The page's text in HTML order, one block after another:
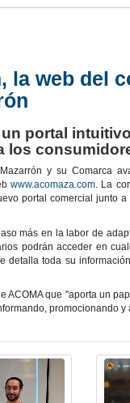
la web del
portal
los
y su Comarca
www.acomaza.com. La
portal comercial junto a
más en la labor de
podrán acceder en
toda su
ACOMA que "aporta un
promocionando